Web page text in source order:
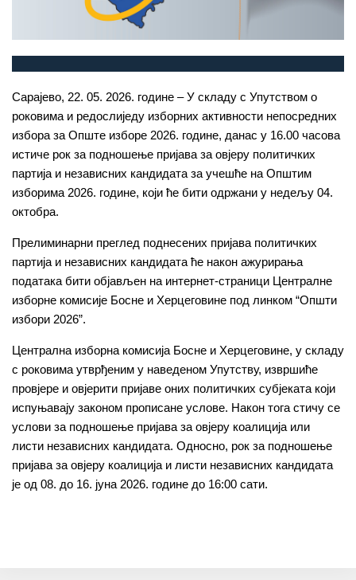
Сарајево, 22. 05. 2026. године – У складу с Упутством о
роковима и редослиједу изборних активности непосредних
избора за Опште изборе 2026. године, данас у 16.00 часова
истиче рок за подношење пријава за овјеру политичких
партија и независних кандидата за учешће на Општим
изборима 2026. године, који ће бити одржани у недељу 04.
октобра.
Прелиминарни преглед поднесених пријава политичких
партија и независних кандидата ће након ажурирања
података бити објављен на интернет-страници Централне
изборне комисије Босне и Херцеговине под линком “Општи
избори 2026”.
Централна изборна комисија Босне и Херцеговине, у складу
с роковима утврђеним у наведеном Упутству, извршиће
провјере и овјерити пријаве оних политичких субјеката који
испуњавају законом прописане услове. Након тога стичу се
услови за подношење пријава за овјеру коалиција или
листи независних кандидата. Односно, рок за подношење
пријава за овјеру коалиција и листи независних кандидата
је од 08. до 16. јуна 2026. године до 16:00 сати.